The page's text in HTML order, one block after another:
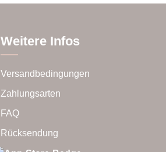
Weitere Infos
Versandbedingungen
Zahlungsarten
FAQ
Rücksendung